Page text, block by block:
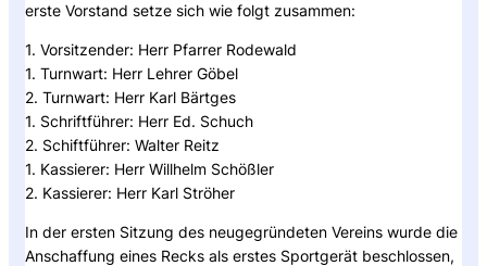
erste Vorstand setze sich wie folgt zusammen:
1. Vorsitzender: Herr Pfarrer Rodewald
1. Turnwart: Herr Lehrer Göbel
2. Turnwart: Herr Karl Bärtges
1. Schriftführer: Herr Ed. Schuch
2. Schiftführer: Walter Reitz
1. Kassierer: Herr Willhelm Schößler
2. Kassierer: Herr Karl Ströher
In der ersten Sitzung des neugegründeten Vereins wurde die
Anschaffung eines Recks als erstes Sportgerät beschlossen,